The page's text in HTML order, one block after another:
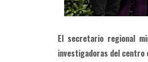
El secretario regional
investigadoras del